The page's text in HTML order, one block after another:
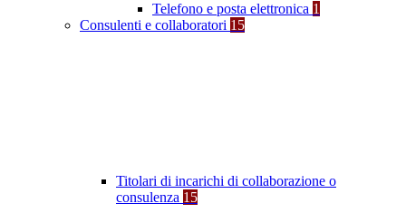
Telefono e posta elettronica 1
Consulenti e collaboratori 15
Titolari di incarichi di collaborazione o
consulenza 15